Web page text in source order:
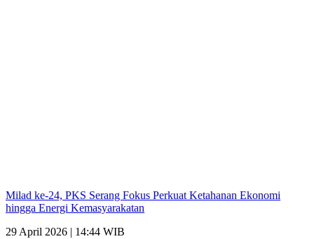
Milad ke-24, PKS Serang Fokus Perkuat Ketahanan Ekonomi
hingga Energi Kemasyarakatan
29 April 2026 | 14:44 WIB